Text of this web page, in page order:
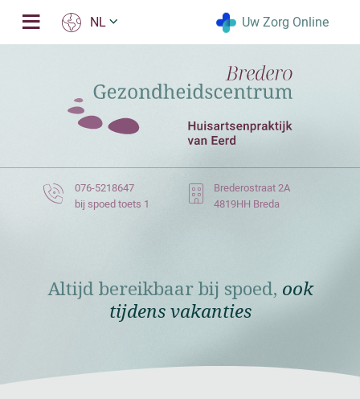
NL Uw Zorg Online
076-5218647
bij spoed toets 1
Brederostraat 2A
4819HH Breda
Altijd bereikbaar bij spoed, ook
tijdens vakanties